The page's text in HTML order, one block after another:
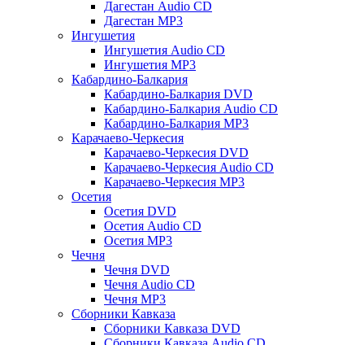
Дагестан Audio CD
Дагестан MP3
Ингушетия
Ингушетия Audio CD
Ингушетия MP3
Кабардино-Балкария
Кабардино-Балкария DVD
Кабардино-Балкария Audio CD
Кабардино-Балкария MP3
Карачаево-Черкесия
Карачаево-Черкесия DVD
Карачаево-Черкесия Audio CD
Карачаево-Черкесия MP3
Осетия
Осетия DVD
Осетия Audio CD
Осетия MP3
Чечня
Чечня DVD
Чечня Audio CD
Чечня MP3
Сборники Кавказа
Сборники Кавказа DVD